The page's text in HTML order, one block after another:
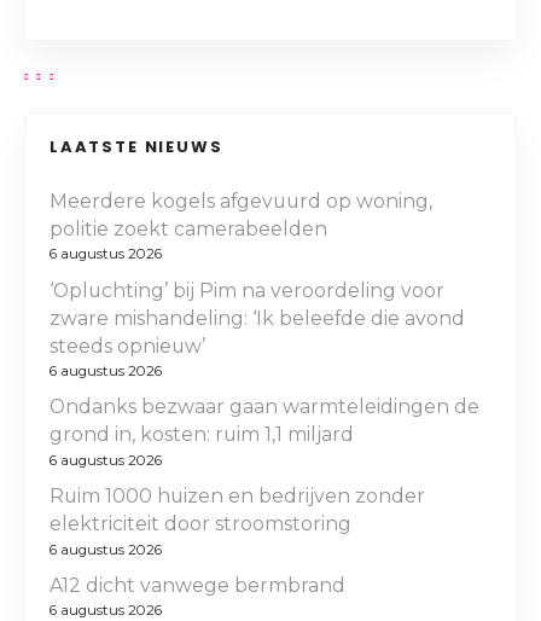
LAATSTE NIEUWS
Meerdere kogels afgevuurd op woning,
politie zoekt camerabeelden
6 augustus 2026
‘Opluchting’ bij Pim na veroordeling voor
zware mishandeling: ‘Ik beleefde die avond
steeds opnieuw’
6 augustus 2026
Ondanks bezwaar gaan warmteleidingen de
grond in, kosten: ruim 1,1 miljard
6 augustus 2026
Ruim 1000 huizen en bedrijven zonder
elektriciteit door stroomstoring
6 augustus 2026
A12 dicht vanwege bermbrand
6 augustus 2026